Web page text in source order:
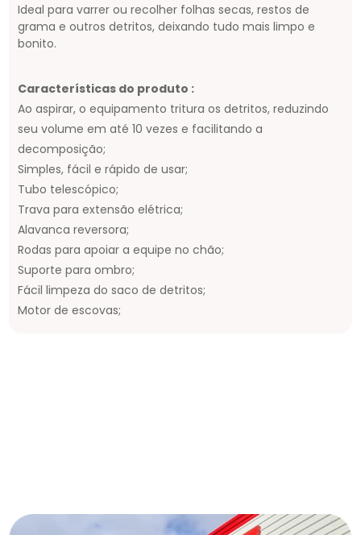
Ideal para varrer ou recolher folhas secas, restos de
grama e outros detritos, deixando tudo mais limpo e
bonito.
Características do produto :
Ao aspirar, o equipamento tritura os detritos, reduzindo
seu volume em até 10 vezes e facilitando a
decomposição;
Simples, fácil e rápido de usar;
Tubo telescópico;
Trava para extensão elétrica;
Alavanca reversora;
Rodas para apoiar a equipe no chão;
Suporte para ombro;
Fácil limpeza do saco de detritos;
Motor de escovas;